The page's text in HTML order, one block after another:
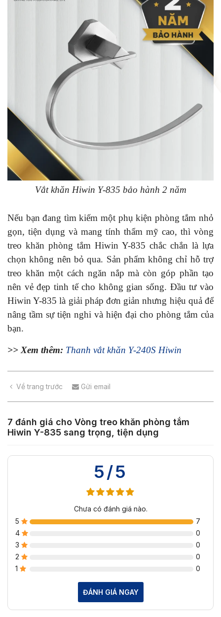
Vắt khăn Hiwin Y-835 bảo hành 2 năm
Nếu bạn đang tìm kiếm một phụ kiện phòng tắm nhỏ
gọn, tiện dụng và mang tính thẩm mỹ cao, thì vòng
treo khăn phòng tắm Hiwin Y-835 chắc chắn là lựa
chọn không nên bỏ qua. Sản phẩm không chỉ hỗ trợ
treo khăn một cách ngăn nắp mà còn góp phần tạo
nên vẻ đẹp tinh tế cho không gian sống. Đầu tư vào
Hiwin Y-835 là giải pháp đơn giản nhưng hiệu quả để
nâng tầm sự tiện nghi và hiện đại cho phòng tắm của
bạn.
>> Xem thêm: Thanh vắt khăn Y-240S Hiwin
Về trang trước Gửi email
7 đánh giá cho Vòng treo khăn phòng tắm
Hiwin Y-835 sang trọng, tiện dụng
5/5
Chưa có đánh giá nào.
5
7
4
0
3
0
2
0
1
0
ĐÁNH GIÁ NGAY